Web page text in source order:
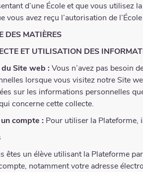
d’une École et que vous utilisez
vous avez reçu l’autorisation de
DES MATIÈRES
ET UTILISATION DES
Site web : Vous n’avez pas besoin
lorsque vous visitez notre Site
sur les informations personnelles
concerne cette collecte.
compte : Pour utiliser la Plateforme,
êtes un élève utilisant la Plateforme
notamment votre adresse